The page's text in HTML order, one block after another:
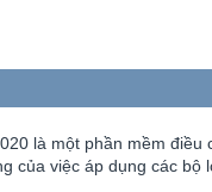
là một phần mềm điều
của việc áp dụng các bộ